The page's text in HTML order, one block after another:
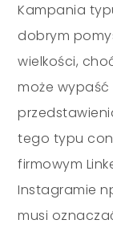
Kampania
dobrym
wielkości,
może
tego typu
firmowym
Instagramie
musi